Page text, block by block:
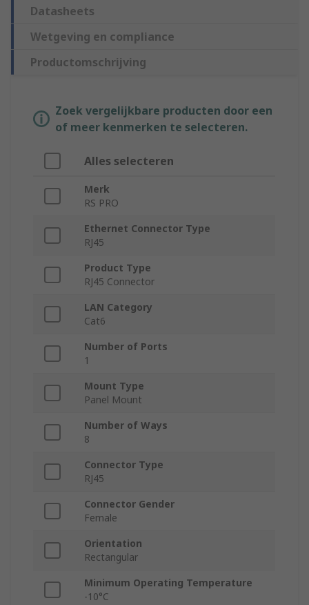
Datasheets
Wetgeving en compliance
Productomschrijving
Zoek vergelijkbare producten door een
of meer kenmerken te selecteren.
Alles selecteren
Merk
RS PRO
Ethernet Connector Type
RJ45
Product Type
RJ45 Connector
LAN Category
Cat6
Number of Ports
1
Mount Type
Panel Mount
Number of Ways
8
Connector Type
RJ45
Connector Gender
Female
Orientation
Rectangular
Minimum Operating Temperature
-10°C